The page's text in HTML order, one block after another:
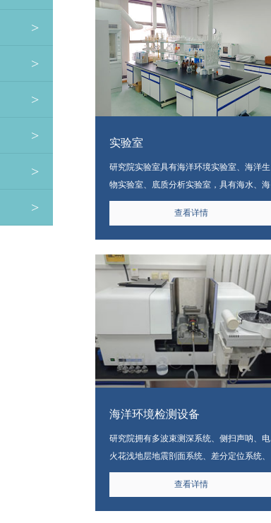
>
>
>
>
>
>
实验室
研究院实验室具有海洋环境实验室、海洋生
物实验室、底质分析实验室，具有海水、海
洋沉积物、海洋生物体、海洋生物生态等领
查看详情
海洋环境检测设备
研究院拥有多波束测深系统、侧扫声呐、电
火花浅地层地震剖面系统、差分定位系统、
多参数气象站、声学多普勒流速剖面仪
（ADCP）、直读式海流计、工程地质钻
机、柱状采泥器等国内先进的海洋调查测绘
查看详情